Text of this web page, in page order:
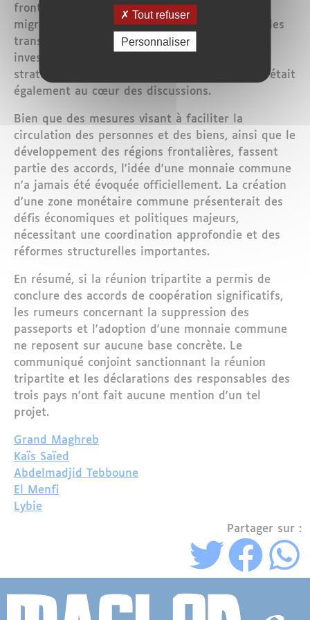
frontières communes, lutter contre les flux
migratoires irréguliers et les activités criminelles
transfrontalières. La promotion des
investissements communs dans des secteurs
stratégiques tels que l'énergie et l'agriculture était
également au cœur des discussions.
Bien que des mesures visant à faciliter la
circulation des personnes et des biens, ainsi que le
développement des régions frontalières, fassent
partie des accords, l'idée d'une monnaie commune
n'a jamais été évoquée officiellement. La création
d'une zone monétaire commune présenterait des
défis économiques et politiques majeurs,
nécessitant une coordination approfondie et des
réformes structurelles importantes.
En résumé, si la réunion tripartite a permis de
conclure des accords de coopération significatifs,
les rumeurs concernant la suppression des
passeports et l'adoption d'une monnaie commune
ne reposent sur aucune base concrète. Le
communiqué conjoint sanctionnant la réunion
tripartite et les déclarations des responsables des
trois pays n’ont fait aucune mention d'un tel
projet.
Grand Maghreb
Kaïs Saïed
Abdelmadjid Tebboune
El Menfi
Lybie
Partager sur :
Tout refuser
Personnaliser